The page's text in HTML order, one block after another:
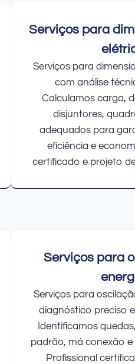
Serviços para
Serviços para
com análise
Calculamos carga,
disjuntores,
adequados para
eficiência e
certificado e projeto
Serviços para
Serviços para
diagnóstico preciso
Identificamos
padrão, má conexão e
Profissional